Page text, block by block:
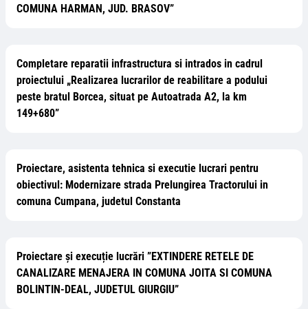
COMUNA HARMAN, JUD. BRASOV”
Completare reparatii infrastructura si intrados in cadrul
proiectului „Realizarea lucrarilor de reabilitare a podului
peste bratul Borcea, situat pe Autoatrada A2, la km
149+680”
Proiectare, asistenta tehnica si executie lucrari pentru
obiectivul: Modernizare strada Prelungirea Tractorului in
comuna Cumpana, judetul Constanta
Proiectare și execuție lucrări ”EXTINDERE RETELE DE
CANALIZARE MENAJERA IN COMUNA JOITA SI COMUNA
BOLINTIN-DEAL, JUDETUL GIURGIU”